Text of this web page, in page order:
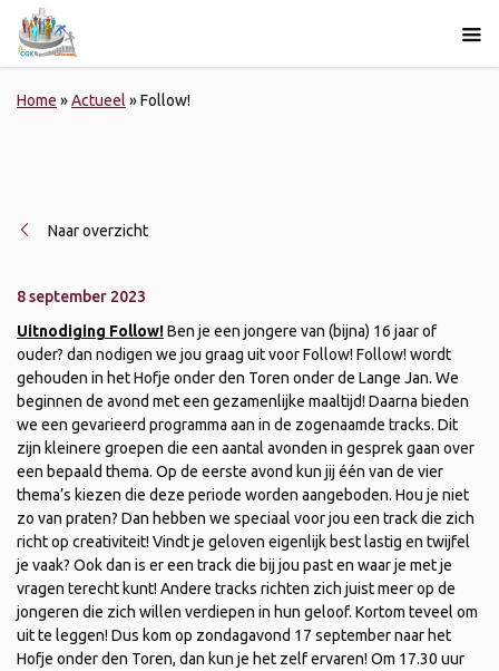
Home »Actueel »Follow!
Naar overzicht
8 september 2023
Uitnodiging Follow!Ben je een jongere van (bijna) 16 jaar of
ouder? dan nodigen we jou graag uit voor Follow! Follow! wordt
gehouden in het Hofje onder den Toren onder de Lange Jan. We
beginnen de avond met een gezamenlijke maaltijd! Daarna bieden
we een gevarieerd programma aan in de zogenaamde tracks. Dit
zijn kleinere groepen die een aantal avonden in gesprek gaan over
een bepaald thema. Op de eerste avond kun jij één van de vier
thema’s kiezen die deze periode worden aangeboden. Hou je niet
zo van praten? Dan hebben we speciaal voor jou een track die zich
richt op creativiteit! Vindt je geloven eigenlijk best lastig en twijfel
je vaak? Ook dan is er een track die bij jou past en waar je met je
vragen terecht kunt! Andere tracks richten zich juist meer op de
jongeren die zich willen verdiepen in hun geloof. Kortom teveel om
uit te leggen! Dus kom op zondagavond 17 september naar het
Hofje onder den Toren, dan kun je het zelf ervaren! Om 17.30 uur